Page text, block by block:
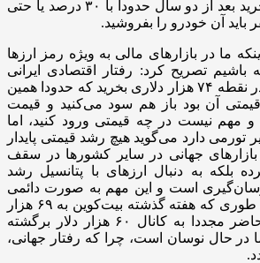
شما وقتی خودرو می‌خرید بعد از دو سال حدودا با ۳۰ درصد یا حتی
آن خودرو را بفروشید.
ما در بازارهای مالی به ویژه رمز ارزها
باشیم تصریح کرد: رفتار اقتصادی ایرانی
می‌گوید اگر بیت‌کوین در نقطه ۷۴ هزار دلاری بخرید که حدودا همین
آن بود باز هم سود می‌کنید و قیمت
و مهم نیست در چه قیمتی ورود کنید، اما
تورمی دارد می‌گوید هیچ رشد قیمتی پایدار
جهانی در سایر کشورها در سقف
بلکه به دنبال ارزهای با پتانسیل رشد
است و این مهم به صورت دائمی
در حال تکرار است؛ به طوری که هفته گذشته بیت‌کوین به ۶۹ هزار
دلار رسید و در حال حاضر مجددا به کانال ۶۰ هزار دلار برگشته
در حال نوسان است، چرا که رفتار جهانی،